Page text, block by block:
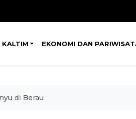
KALTIM EKONOMI DAN
di Berau